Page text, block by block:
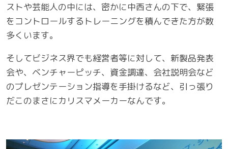
ストや芸能人の中には、密かに中西さんの下で、緊張
をコントロールするトレーニングを積んできた方が数
多くいます。
そしてビジネス界でも経営者等に対して、新製品発表
会や、ベンチャーピッチ、資金調達、会社説明会など
のプレゼンテーション指導を手掛けるなど、引っ張り
だこのまさにカリスマメーカーなんです。